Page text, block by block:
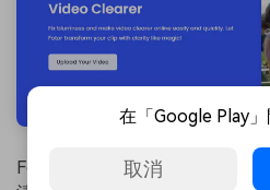
Fotor 是一款出色的
在「Google Play」
取消